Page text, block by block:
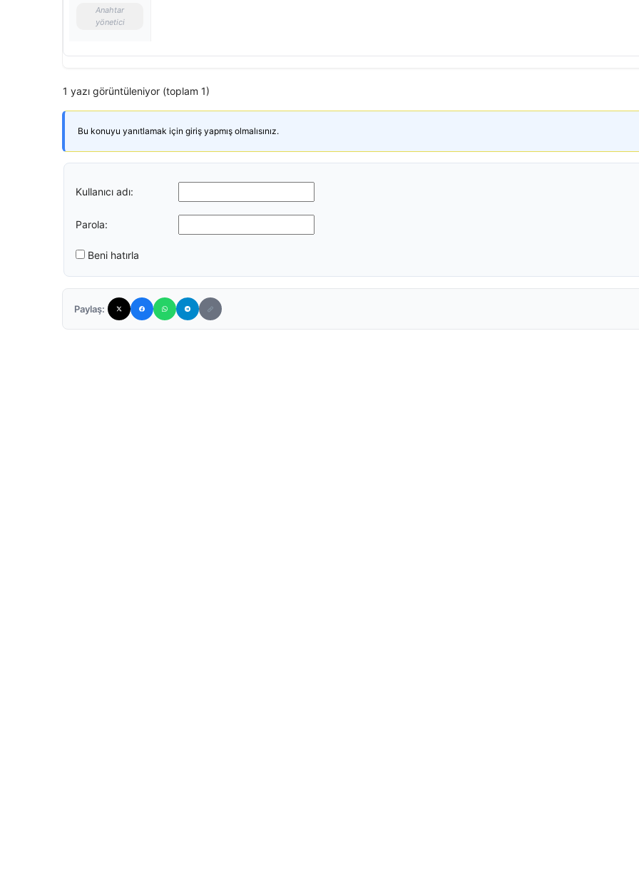
Anahtar
yönetici
1 yazı görüntüleniyor (toplam 1)
Bu konuyu yanıtlamak için giriş yapmış olmalısınız.
Kullanıcı adı:
Parola:
Beni hatırla
Paylaş: